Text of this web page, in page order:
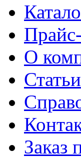
О
Статьи
Заказ